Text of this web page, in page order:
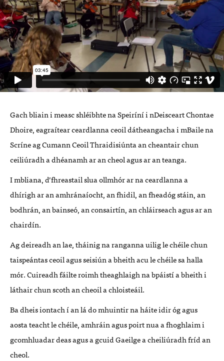
Gach bliain i measc shléibhte na Speiríní i nDeisceart Chontae
Dhoire, eagraítear ceardlanna ceoil dátheangacha i mBaile na
Scríne ag Cumann Ceoil Thraidisiúnta an cheantair chun
ceiliúradh a dhéanamh ar an cheol agus ar an teanga.
I mbliana, d’fhreastail slua ollmhór ar na ceardlanna a
dhírigh ar an amhránaíocht, an fhidil, an fheadóg stáin, an
bodhrán, an bainseó, an consairtín, an chláirseach agus ar an
chairdín.
Ag deireadh an lae, tháinig na ranganna uilig le chéile chun
taispeántas ceoil agus seisiún a bheith acu le chéile sa halla
mór.Cuireadh fáilte roimh theaghlaigh na bpáistí a bheith i
láthair chun scoth an cheoil a chloisteáil.
Ba dheis iontach í an lá do mhuintir na háite idir óg agus
aosta teacht le chéile, amhráin agus poirt nua a fhoghlaim i
gcomhluadar deas agus a gcuid Gaeilge a cheiliúradh fríd an
cheol.